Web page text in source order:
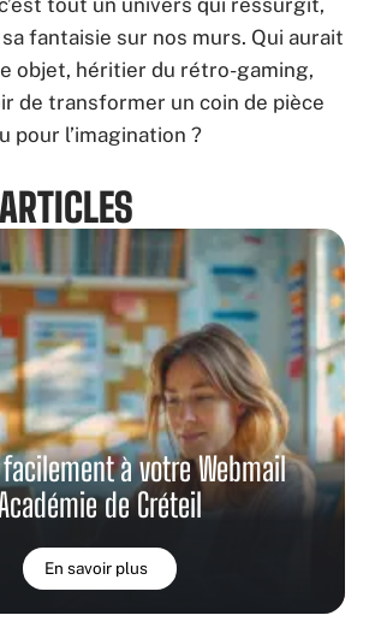
fantaisie sur nos murs. Qui aurait
objet, héritier du rétro-gaming,
de transformer un coin de pièce
pour l’imagination ?
à votre Webmail
de Créteil
En savoir plus